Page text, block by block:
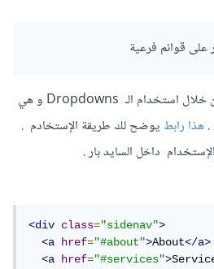
قوائم فرعية
يمكنك عمل القوائم الفرعية من خلال استخدام الـ Dropdowns و هي
.هذا رابطيوضح لك طريقة الإستخادم .
داخل السايد بار .
<div class="sidenav">
<a
href="#about">About</a>
<a
href="#services">